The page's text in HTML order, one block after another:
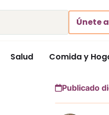
Únete
Salud Comida y
Publicado